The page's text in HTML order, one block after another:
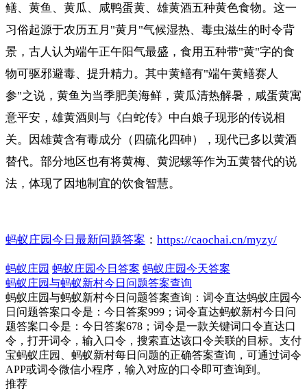
鳝、黄鱼、黄瓜、咸鸭蛋黄、雄黄酒五种黄色食物。这一
习俗起源于农历五月"黄月"气候湿热、毒虫滋生的时令背
景，古人认为端午正午阳气最盛，食用五种带"黄"字的食
物可驱邪避毒、提升精力。其中黄鳝有"端午黄鳝赛人
参"之说，黄鱼为当季肥美海鲜，黄瓜清热解暑，咸蛋黄寓
意平安，雄黄酒则与《白蛇传》中白娘子现形的传说相
关。因雄黄含有毒成分（四硫化四砷），现代已多以黄酒
替代。部分地区也有将黄梅、黄泥螺等作为五黄替代的说
法，体现了因地制宜的饮食智慧。
蚂蚁庄园今日最新问题答案 ： https://caochai.cn/myzy/
蚂蚁庄园 蚂蚁庄园今日答案 蚂蚁庄园今天答案
蚂蚁庄园与蚂蚁新村今日问题答案查询
蚂蚁庄园与蚂蚁新村今日问题答案查询：词令直达蚂蚁庄园今
日问题答案口令是：今日答案999；词令直达蚂蚁新村今日问
题答案口令是：今日答案678；词令是一款关键词口令直达口
令，打开词令，输入口令，搜索直达该口令关联的目标。支付
宝蚂蚁庄园、蚂蚁新村每日问题的正确答案查询，可通过词令
APP或词令微信小程序，输入对应的口令即可查询到。
推荐